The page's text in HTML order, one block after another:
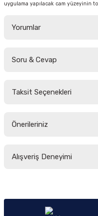
uygulama yapılacak cam yüzeyinin
Yorumlar
Soru & Cevap
Taksit Seçenekleri
Önerileriniz
yetersiz gördüğünüz
Alışveriş Deneyimi
Sitemize